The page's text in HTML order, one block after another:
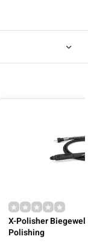
X-Polisher
Polishing